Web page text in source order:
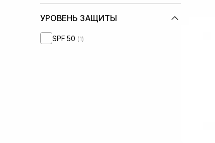
Масло камелии(7)
Масло макадамии
УРОВЕНЬ ЗАЩИТЫ
SPF 50 (1)